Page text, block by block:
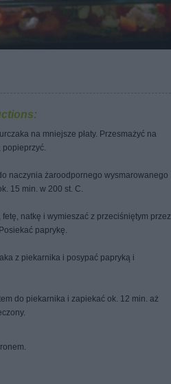
na mniejsze płaty. Przesmażyć na
popieprzyć.
naczynia żaroodpornego wysmarowanego
15 min. w 200 st. C.
fetę, natkę i wymieszać z przeciśniętym przez
paprykę.
z piekarnika i posypać papryką i
do piekarnika i zapiekać ok. 12 min. aż